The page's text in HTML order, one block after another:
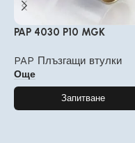
PAP 4030 P10 MGK
PAP Плъзгащи втулки
Още
Запитване